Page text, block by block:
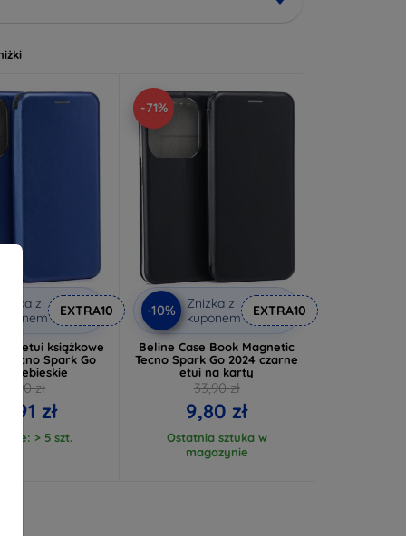
Zniżka z
kuponem
EXTRA10
etui książkowe
Tecno Spark Go
niebieskie
29,90 zł
26,91 zł
> 5 szt.
-71%
-10%
Zniżka z
kuponem
EXTRA10
Beline Case Book Magnetic
Tecno Spark Go 2024 czarne
etui na karty
33,90 zł
9,80 zł
Ostatnia sztuka w
magazynie